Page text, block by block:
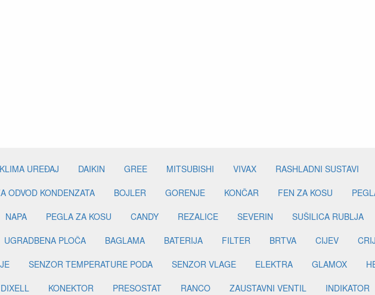
KLIMA UREĐAJ DAIKIN GREE MITSUBISHI VIVAX RASHLADNI SUSTAVI
ODVOD KONDENZATA BOJLER GORENJE KONČAR FEN ZA KOSU
NAPA PEGLA ZA KOSU CANDY REZALICE SEVERIN SUŠILICA RUBLJA
UGRADBENA PLOČA BAGLAMA BATERIJA FILTER BRTVA CIJEV
SENZOR TEMPERATURE PODA SENZOR VLAGE ELEKTRA GLAMOX
DIXELL KONEKTOR PRESOSTAT RANCO ZAUSTAVNI VENTIL INDIKATOR